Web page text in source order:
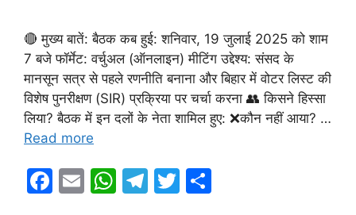
🔴 मुख्य बातें: बैठक कब हुई: शनिवार, 19 जुलाई 2025 को शाम
7 बजे फॉर्मेट: वर्चुअल (ऑनलाइन) मीटिंग उद्देश्य: संसद के
मानसून सत्र से पहले रणनीति बनाना और बिहार में वोटर लिस्ट की
विशेष पुनरीक्षण (SIR) प्रक्रिया पर चर्चा करना 👥 किसने हिस्सा
लिया? बैठक में इन दलों के नेता शामिल हुए: ❌कौन नहीं आया? …
Read more
F
E
W T
T